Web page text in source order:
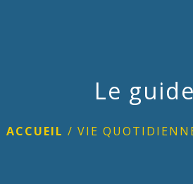
Le
ACCUEIL / VIE